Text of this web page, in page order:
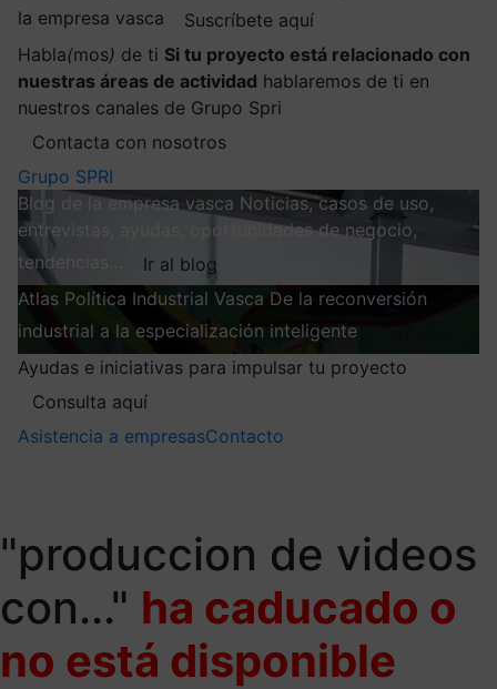
la empresa vasca
Suscríbete aquí
Habla(mos) de ti Si tu proyecto está relacionado con
nuestras áreas de actividad hablaremos de ti en
nuestros canales de Grupo Spri
Contacta con nosotros
Grupo SPRI
Blog de la empresa vasca Noticias, casos de uso,
entrevistas, ayudas, oportunidades de negocio,
tendencias…
Ir al blog
Atlas Política Industrial Vasca De la reconversión
industrial a la especialización inteligente
Ayudas e iniciativas para impulsar tu proyecto
Consulta aquí
Asistencia a empresasContacto
"produccion de videos
con..." ha caducado o
no está disponible